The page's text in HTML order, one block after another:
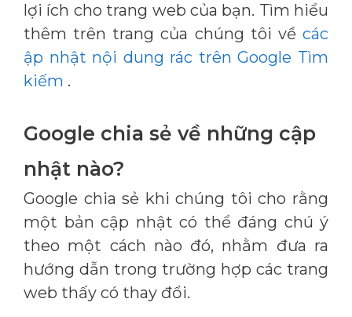
lợi ích cho trang web của bạn. Tìm hiểu
thêm trên trang của chúng tôi về các
ập nhật nội dung rác trên Google Tìm
kiếm .
Google chia sẻ về những cập
nhật nào?
Google chia sẻ khi chúng tôi cho rằng
một bản cập nhật có thể đáng chú ý
theo một cách nào đó, nhằm đưa ra
hướng dẫn trong trường hợp các trang
web thấy có thay đổi.